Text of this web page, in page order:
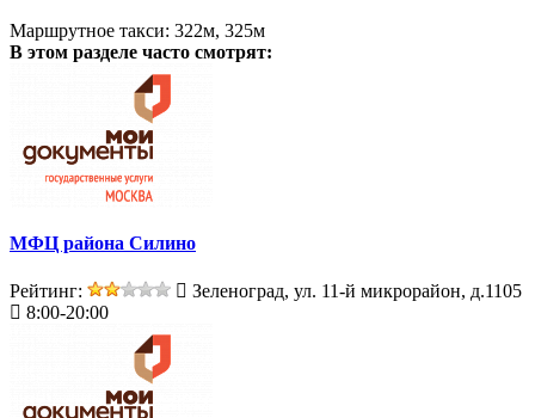
Маршрутное такси: 322м, 325м
В этом разделе часто смотрят:
МФЦ района Силино
Рейтинг:
Зеленоград, ул. 11-й микрорайон, д.1105
8:00-20:00